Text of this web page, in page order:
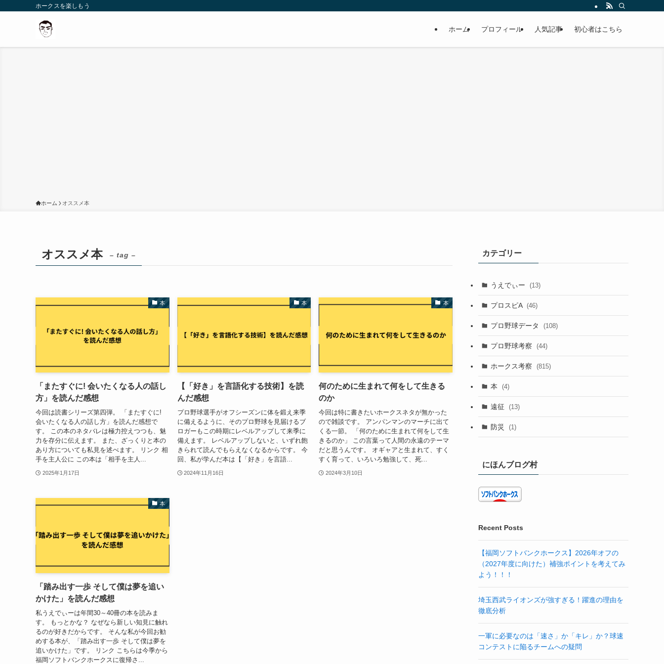
ホークスを楽しもう
ホーム プロフィール 人気記事 初心者はこちら
ホーム オススメ本
オススメ本 – tag –
本
「またすぐに! 会いたくなる人の話し
方」を読んだ感想
今回は読書シリーズ第四弾。 「またすぐに!
会いたくなる人の話し方」を読んだ感想で
す。 この本のネタバレは極力控えつつも、魅
力を存分に伝えます。 また、ざっくりと本の
あり方についても私見を述べます。 リンク 相
手を主人公に この本は「相手を主人...
2025年1月17日
本
【「好き」を言語化する技術】を読
んだ感想
プロ野球選手がオフシーズンに体を鍛え来季
に備えるように、そのプロ野球を見届けるブ
ロガーもこの時期にレベルアップして来季に
備えます。 レベルアップしないと、いずれ飽
きられて読んでもらえなくなるからです。 今
回、私が学んだ本は【「好き」を言語...
2024年11月16日
本
何のために生まれて何をして生きる
のか
今回は特に書きたいホークスネタが無かった
ので雑談です。 アンパンマンのマーチに出て
くる一節。 「何のために生まれて何をして生
きるのか」 この言葉って人間の永遠のテーマ
だと思うんです。 オギャアと生まれて、すく
すく育って、いろいろ勉強して、死...
2024年3月10日
本
「踏み出す一歩 そして僕は夢を追い
かけた」を読んだ感想
私うえでぃーは年間30～40冊の本を読みま
す。 もっとかな？ なぜなら新しい知見に触れ
るのが好きだからです。 そんな私が今回お勧
めする本が、「踏み出す一歩 そして僕は夢を
追いかけた」です。 リンク こちらは今季から
福岡ソフトバンクホークスに復帰さ...
カテゴリー
うえでぃー (13)
プロスピA (46)
プロ野球データ (108)
プロ野球考察 (44)
ホークス考察 (815)
本 (4)
遠征 (13)
防災 (1)
にほんブログ村
Recent Posts
【福岡ソフトバンクホークス】2026年オフの
（2027年度に向けた）補強ポイントを考えてみ
よう！！！
埼玉西武ライオンズが強すぎる！躍進の理由を
徹底分析
一軍に必要なのは「速さ」か「キレ」か？球速
コンテストに陥るチームへの疑問